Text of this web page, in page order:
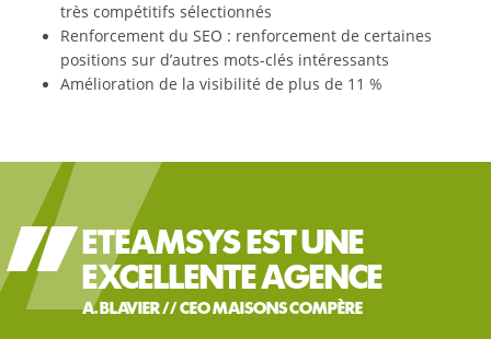
très compétitifs sélectionnés
Renforcement du SEO : renforcement de certaines
positions sur d’autres mots-clés intéressants
Amélioration de la visibilité de plus de 11 %
ETEAMSYS EST UNE
EXCELLENTE AGENCE
A. BLAVIER // CEO MAISONS COMPÈRE